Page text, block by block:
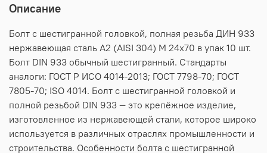
Описание
Болт с шестигранной головкой, полная резьба ДИН 933
нержавеющая сталь А2 (AISI 304) M 24х70 в упак 10 шт.
Болт DIN 933 обычный шестигранный. Стандарты
аналоги: ГОСТ Р ИСО 4014-2013; ГОСТ 7798-70; ГОСТ
7805-70; ISO 4014. Болт с шестигранной головкой и
полной резьбой DIN 933 — это крепёжное изделие,
изготовленное из нержавеющей стали, которое широко
используется в различных отраслях промышленности и
строительства. Особенности болта с шестигранной